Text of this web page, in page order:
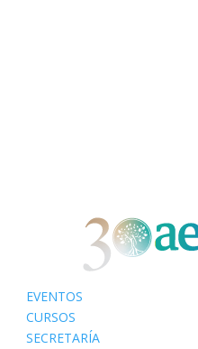
EVENTOS
CURSOS
SECRETARÍA